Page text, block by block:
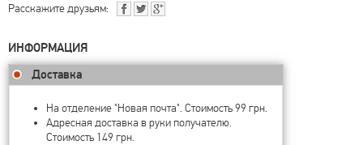
Расскажите друзьям:
ИНФОРМАЦИЯ
Доставка
На отделение "Новая почта". Стоимость 99 грн.
Адресная доставка в руки получателю.
Стоимость 149 грн.